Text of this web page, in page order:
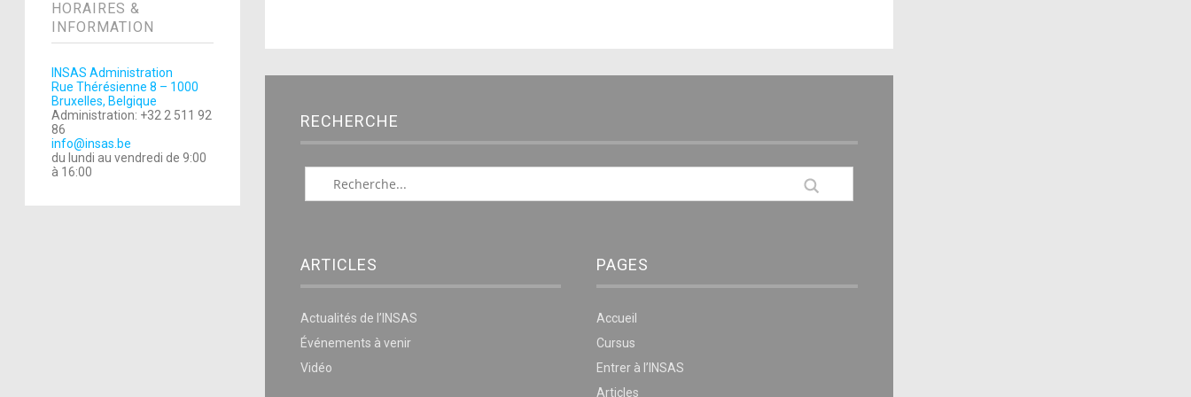
HORAIRES &
INFORMATION
INSAS Administration
Rue Thérésienne 8 – 1000
Bruxelles, Belgique
Administration: +32 2 511 92
86
info@insas.be
du lundi au vendredi de 9:00
à 16:00
RECHERCHE
ARTICLES
Actualités de l’INSAS
Événements à venir
Vidéo
PAGES
Accueil
Cursus
Entrer à l’INSAS
Articles